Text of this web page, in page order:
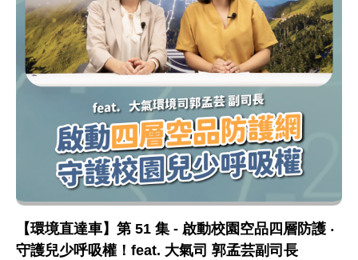
【環境直達車】第 51 集 - 啟動校園空品四層防護 ‧
守護兒少呼吸權！feat. 大氣司 郭孟芸副司長